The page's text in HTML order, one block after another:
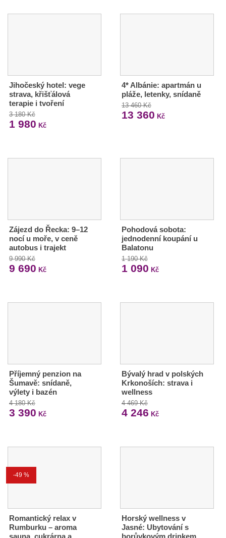
Jihočeský hotel: vege
strava, křišťálová
terapie i tvoření
3 180 Kč
1 980 Kč
4* Albánie: apartmán u
pláže, letenky, snídaně
13 460 Kč
13 360 Kč
Zájezd do Řecka: 9–12
nocí u moře, v ceně
autobus i trajekt
9 990 Kč
9 690 Kč
Pohodová sobota:
jednodenní koupání u
Balatonu
1 190 Kč
1 090 Kč
Příjemný penzion na
Šumavě: snídaně,
výlety i bazén
4 180 Kč
3 390 Kč
Bývalý hrad v polských
Krkonoších: strava i
wellness
4 469 Kč
4 246 Kč
-49 %
Romantický relax v
Rumburku – aroma
sauna, cukrárna a
Horský wellness v
Jasné: Ubytování s
borůvkovým drinkem